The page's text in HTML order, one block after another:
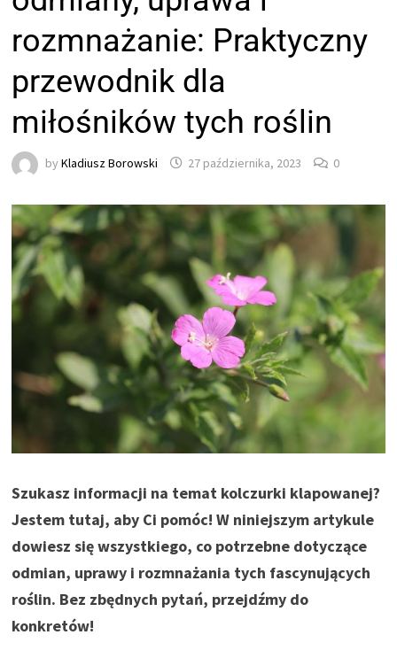
rozmnażanie: Praktyczny
przewodnik dla
miłośników tych roślin
byKladiusz Borowski 27 października, 2023 0
Szukasz informacji na temat kolczurki klapowanej?
Jestem tutaj, aby Ci pomóc! W niniejszym artykule
dowiesz się wszystkiego, co potrzebne dotyczące
odmian, uprawy i rozmnażania tych fascynujących
roślin. Bez zbędnych pytań, przejdźmy do
konkretów!